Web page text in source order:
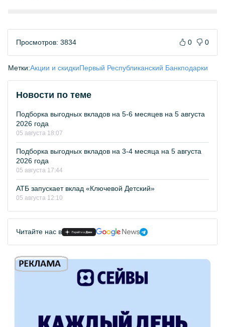
Просмотров: 3834 0 0
Метки:Акции и скидкиПервый Республиканский Банкподарки
Новости по теме
Подборка выгодных вкладов на 5-6 месяцев на 5 августа
2026 года
05 августа 18:07
Подборка выгодных вкладов на 3-4 месяца на 5 августа
2026 года
05 августа 17:44
АТБ запускает вклад «Ключевой Детский»
05 августа 12:10
Читайте нас в